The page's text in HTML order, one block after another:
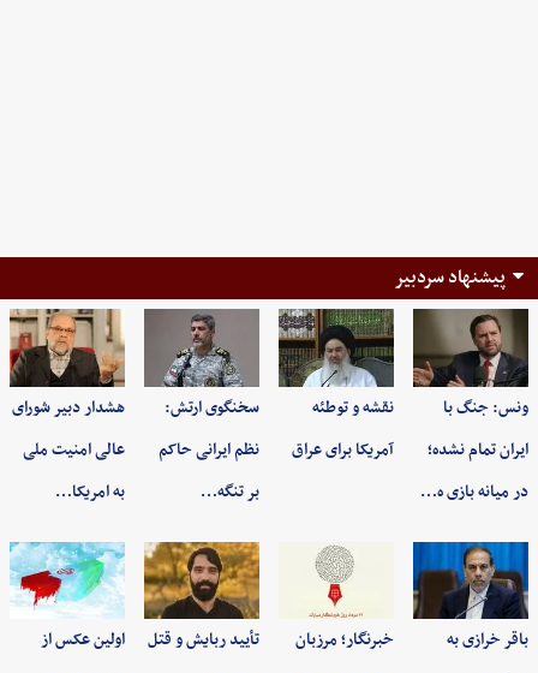
پیشنهاد سردبیر
ونس: جنگ با
ایران تمام نشده؛
در میانه بازی ه…
نقشه و توطئه
آمریکا برای عراق
سخنگوی ارتش:
نظم ایرانی حاکم
بر تنگه…
هشدار دبیر شورای
عالی امنیت ملی
به امریکا…
باقر خرازی به
خبرنگار؛ مرزبان
تأیید ربایش و قتل
اولین عکس از